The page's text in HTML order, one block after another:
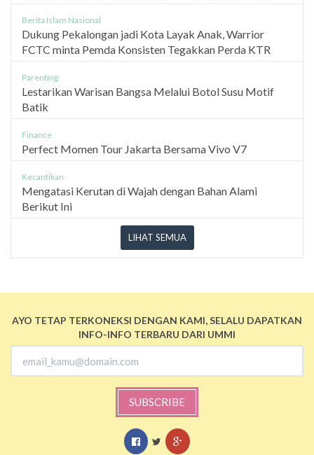
Berita Islam Nasional
Dukung Pekalongan jadi Kota Layak Anak, Warrior
FCTC minta Pemda Konsisten Tegakkan Perda KTR
Parenting
Lestarikan Warisan Bangsa Melalui Botol Susu Motif
Batik
Finance
Perfect Momen Tour Jakarta Bersama Vivo V7
Kecantikan
Mengatasi Kerutan di Wajah dengan Bahan Alami
Berikut Ini
LIHAT SEMUA
AYO TETAP TERKONEKSI DENGAN KAMI, SELALU DAPATKAN
INFO-INFO TERBARU DARI UMMI
SUBSCRIBE